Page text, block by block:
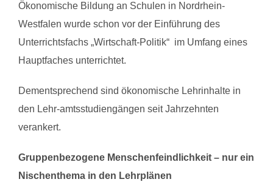
Ökonomische Bildung an Schulen in Nordrhein-
Westfalen wurde schon vor der Einführung des
Unterrichtsfachs „Wirtschaft-Politik“ im Umfang eines
Hauptfaches unterrichtet.
Dementsprechend sind ökonomische Lehrinhalte in
den Lehr-amtsstudiengängen seit Jahrzehnten
verankert.
Gruppenbezogene Menschenfeindlichkeit – nur ein
Nischenthema in den Lehrplänen